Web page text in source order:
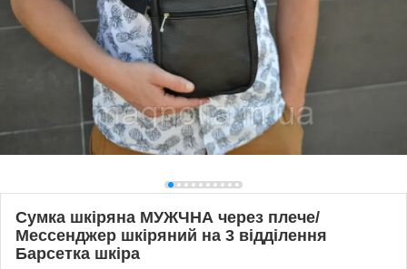
Сумка шкіряна МУЖЧНА через плече/
Мессенджер шкіряний на 3 відділення
Барсетка шкіра